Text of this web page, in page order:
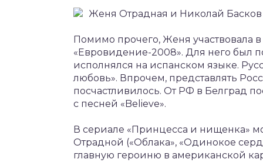
Женя Отрадная и Николай Басков
Помимо прочего, Женя участвовала
«Евровидение-2008». Для него был
исполнялся на испанском языке.
любовь». Впрочем, представлять
посчастливилось. От РФ в Белград
с песней «Believe».
В сериале «Принцесса и нищенка»
Отрадной («Облака», «Одинокое
главную героиню в американской